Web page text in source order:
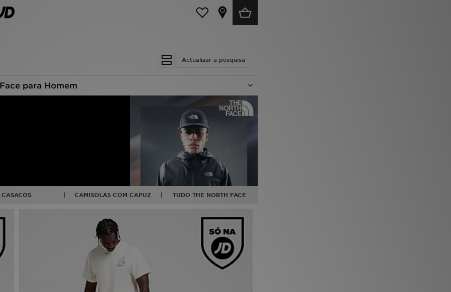
Actualizar a pesquisa
para Homem
CASACOS CAMISOLAS COM CAPUZ TUDO THE NORTH FACE